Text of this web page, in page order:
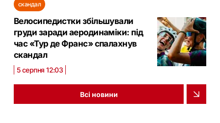
скандал
Велосипедистки збільшували
груди заради аеродинаміки: під
час «Тур де Франс» спалахнув
скандал
5 серпня 12:03
Всі новини